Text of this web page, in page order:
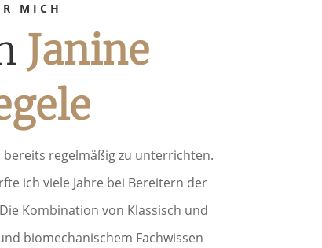
MICH
Janine
bereits regelmäßig zu unterrichten.
ich viele Jahre bei Bereitern der
Kombination von Klassisch und
biomechanischem Fachwissen